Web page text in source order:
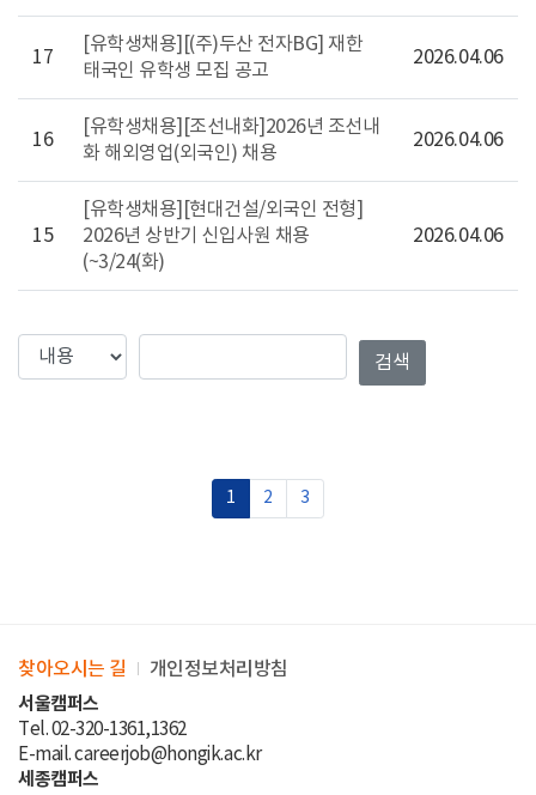
17
[유학생채용][(주)두산 전자BG] 재한
태국인 유학생 모집 공고
2026.04.06
16
[유학생채용][조선내화]2026년 조선내
화 해외영업(외국인) 채용
2026.04.06
15
[유학생채용][현대건설/외국인 전형]
2026년 상반기 신입사원 채용
(~3/24(화)
2026.04.06
검색컬럼
검색
1 2 3
찾아오시는 길
개인정보처리방침
서울캠퍼스
Tel. 02-320-1361,1362
E-mail. careerjob@hongik.ac.kr
세종캠퍼스